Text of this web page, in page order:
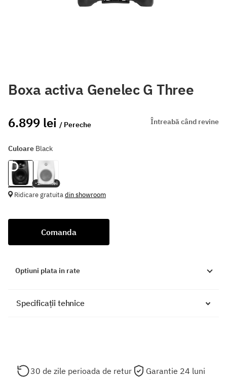
Boxa activa Genelec G Three
6.899 lei / Pereche Întreabă când revine
Culoare Black
-1.600 lei
Ridicare gratuitadin showroom
Comanda
Optiuni plata in rate
Specificații tehnice
30 de zile perioada de retur
Garantie 24 luni